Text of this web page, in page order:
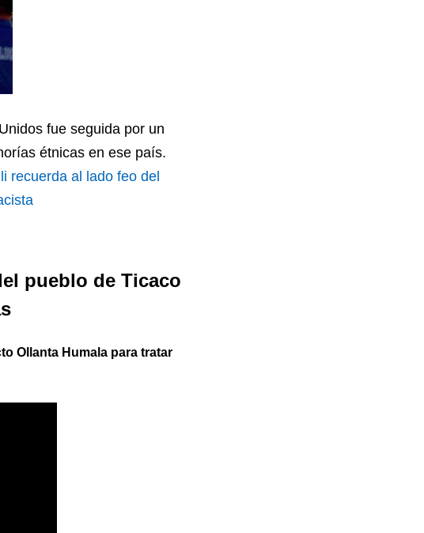
fue seguida por un
étnicas en ese país.
recuerda al lado feo del
pueblo de Ticaco
Ollanta Humala para tratar